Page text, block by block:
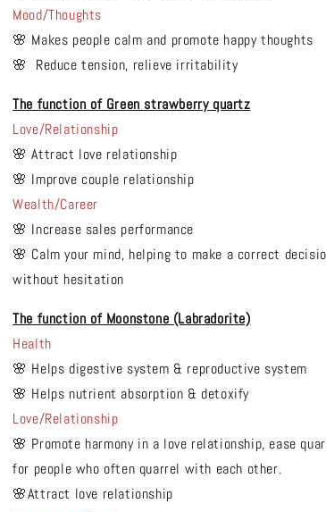
Mood/Thoughts
🌸 Makes people calm and promote happy thoughts
🌸 Reduce tension, relieve irritability
The function of Green strawberry quartz
Love/Relationship
🌸 Attract love relationship
🌸 Improve couple relationship
Wealth/Career
🌸 Increase sales performance
🌸 Calm your mind, helping to make a correct
without hesitation
The function of Moonstone (Labradorite)
Health
🌸 Helps digestive system & reproductive system
🌸 Helps nutrient absorption & detoxify
Love/Relationship
🌸 Promote harmony in a love relationship, ease
for people who often quarrel with each other.
🌸Attract love relationship